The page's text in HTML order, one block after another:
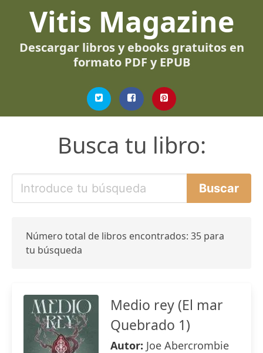
Vitis Magazine
Descargar libros y ebooks gratuitos en
formato PDF y EPUB
Busca tu libro:
Número total de libros encontrados: 35 para
tu búsqueda
Medio rey (El mar
Quebrado 1)
Autor: Joe Abercrombie